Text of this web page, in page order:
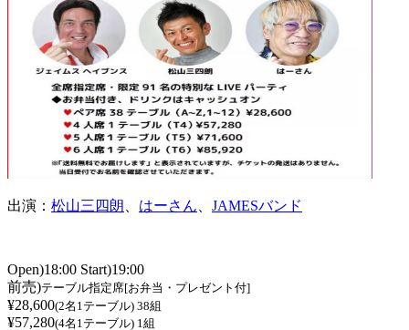
出演： 松山三四朗 はーさん JAMESバンド
Open)18:00 Start)19:00
前売)テーブル指定席[お弁当・プレゼント付]
¥28,600(2名1テーブル) 38組
¥57,280(4名1テーブル) 1組